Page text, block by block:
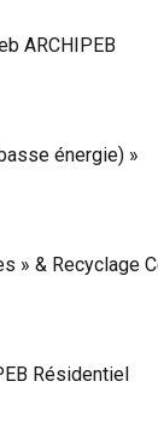
ARCHIPEB
énergie) »
» & Recyclage
Résidentiel